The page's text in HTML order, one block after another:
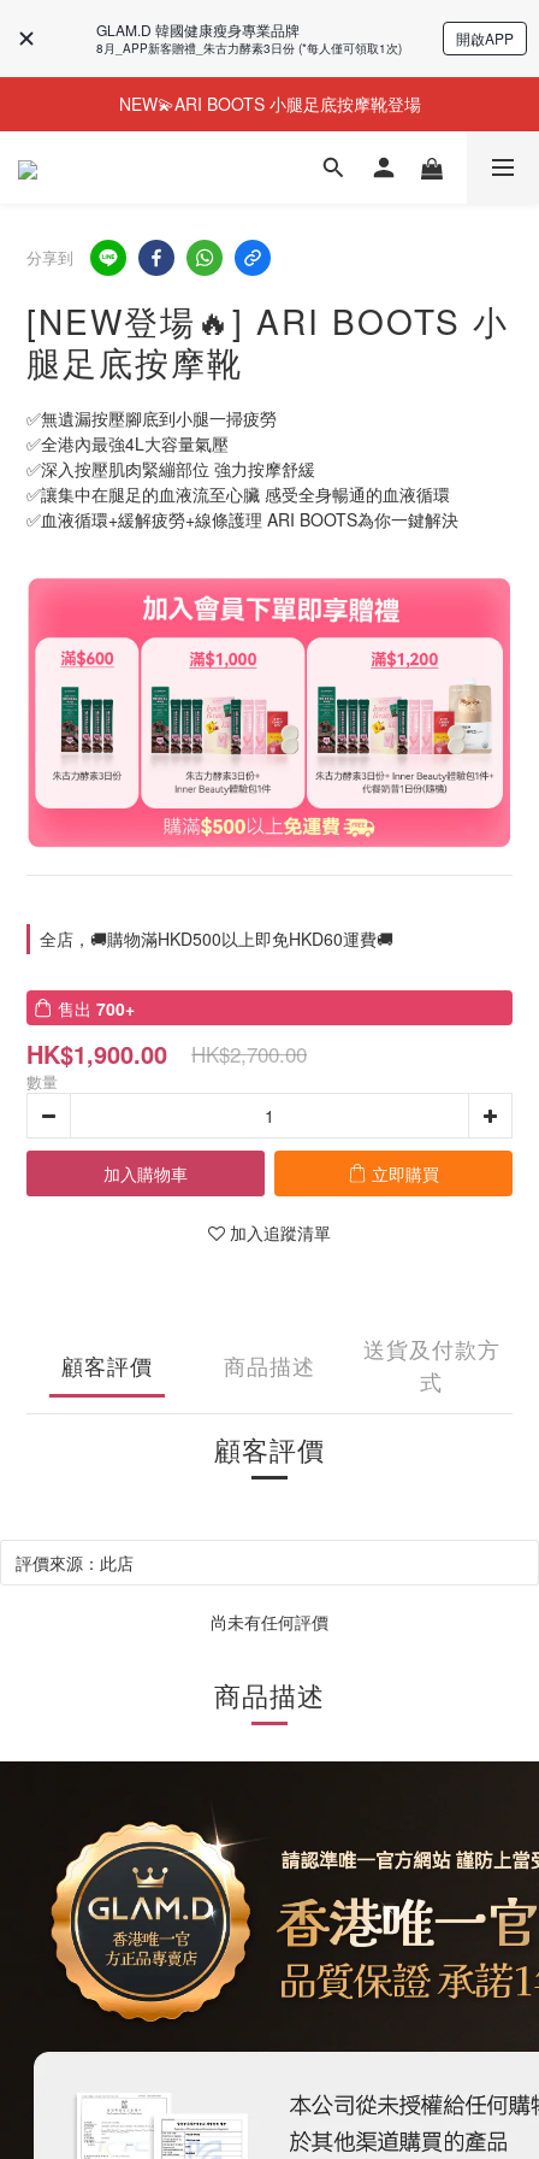
GLAM.D 韓國健康瘦身專業品牌
8月_APP新客贈禮_朱古力酵素3日份 (*每人僅可領取1次) 開啟APP
NEW💫ARI BOOTS 小腿足底按摩靴登場
NEW💫ARI BOOTS 小腿足底按摩靴登場
分享到
[NEW登場🔥] ARI BOOTS 小
腿足底按摩靴
✅️無遺漏按壓腳底到小腿一掃疲勞
✅️全港內最強4L大容量氣壓
✅️深入按壓肌肉緊繃部位 強力按摩舒緩
✅️讓集中在腿足的血液流至心臟 感受全身暢通的血液循環
✅️血液循環+緩解疲勞+線條護理 ARI BOOTS為你一鍵解決​
全店，🚚購物滿HKD500以上即免HKD60運費🚚
售出 700+
HK$1,900.00 HK$2,700.00
數量
加入購物車 立即購買
加入追蹤清單
顧客評價 商品描述
送貨及付款方
式
顧客評價
尚未有任何評價
商品描述